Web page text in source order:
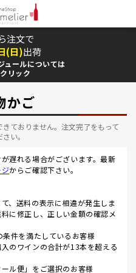
注文で
(日)出荷
ュールについては
リック
かご
ておりません。注文完了をもって
い。
遅れる場合がございます。最新
からご確認下さい。
、送料の表示に相違が発生しま
に修正し、正しい金額の確認メ
件を満たしているお客様
のワインの合計が13本を超える
ル便」をご選択のお客様